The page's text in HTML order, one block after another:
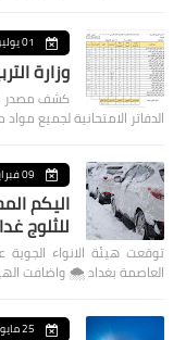
01 يوليو 2022
وزارة
كشف مصدر في
الدفاتر الامتحانية لجميع
09 فبراير 2020
اليكم
للثلوج
توقعت هيئة الانواء
العاصمة بغداد ⁦🌨️⁩ واضافت الهيئة ان غدا الاثنين …
25 مايو 2026